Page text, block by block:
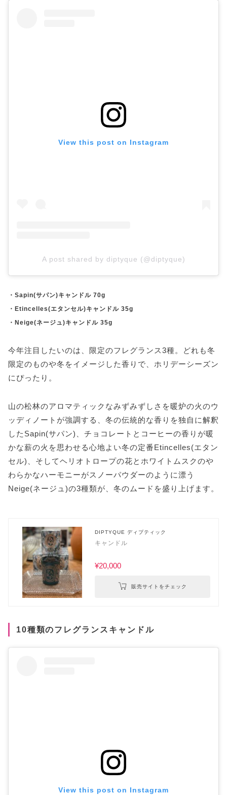
View this post on Instagram
A post shared by diptyque (@diptyque)
・Sapin(サパン)キャンドル 70g
・Etincelles(エタンセル)キャンドル 35g
・Neige(ネージュ)キャンドル 35g
今年注目したいのは、限定のフレグランス3種。どれも冬
限定のものや冬をイメージした香りで、ホリデーシーズン
にぴったり。
山の松林のアロマティックなみずみずしさを暖炉の火のウ
ッディノートが強調する、冬の伝統的な香りを独自に解釈
したSapin(サパン)、チョコレートとコーヒーの香りが暖
かな薪の火を思わせる心地よい冬の定番Etincelles(エタン
セル)、そしてヘリオトロープの花とホワイトムスクのや
わらかなハーモニーがスノーパウダーのように漂う
Neige(ネージュ)の3種類が、冬のムードを盛り上げます。
DIPTYQUE ディプティック
キャンドル
¥20,000
販売サイトをチェック
10種類のフレグランスキャンドル
View this post on Instagram